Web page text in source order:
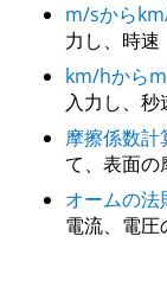
m/sから
力し、時速
km/hから
入力し、秒
摩擦係数計
て、表面の
オームの法
電流、電圧